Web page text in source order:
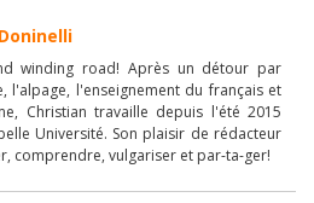
winding road! Après un détour par
l'alpage, l'enseignement du français et
Christian travaille depuis l'été 2015
Université. Son plaisir de rédacteur
comprendre, vulgariser et par-ta-ger!